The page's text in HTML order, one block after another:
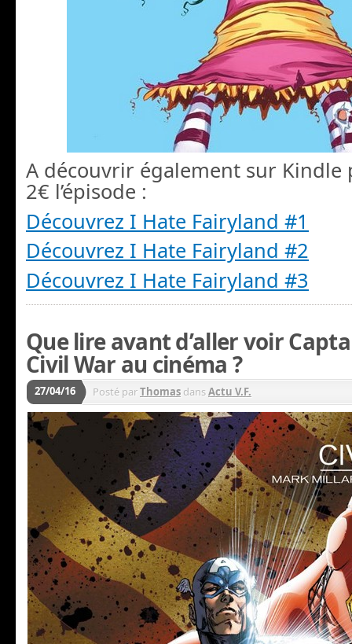
A découvrir également sur Kindle
2€ l’épisode :
Découvrez I Hate Fairyland #1
Découvrez I Hate Fairyland #2
Découvrez I Hate Fairyland #3
Que lire avant d’aller voir
Civil War au cinéma ?
27/04/16 Posté parThomas dansActu V.F.